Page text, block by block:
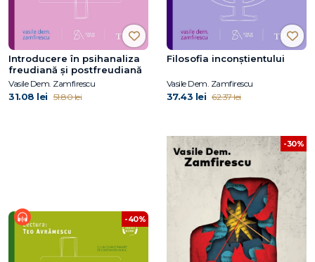
Introducere în psihanaliza
freudiană şi postfreudiană
Vasile Dem. Zamfirescu
31.08 lei 51.80 lei
Filosofia inconștientului
Vasile Dem. Zamfirescu
37.43 lei 62.37 lei
-40%
-30%